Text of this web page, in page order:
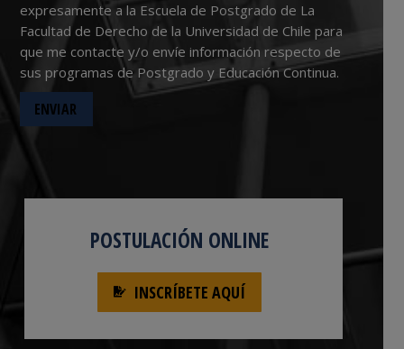
expresamente a la Escuela de Postgrado de La
Facultad de Derecho de la Universidad de Chile para
que me contacte y/o envíe información respecto de
sus programas de Postgrado y Educación Continua.
POSTULACIÓN ONLINE
INSCRÍBETE AQUÍ